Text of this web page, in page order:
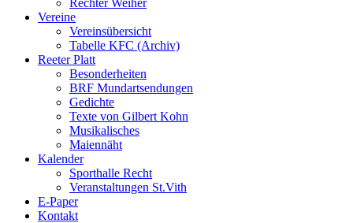
Rechter Weiher
Vereine
Vereinsübersicht
Tabelle KFC (Archiv)
Reeter Platt
Besonderheiten
BRF Mundartsendungen
Gedichte
Texte von Gilbert Kohn
Musikalisches
Maiennäht
Kalender
Sporthalle Recht
Veranstaltungen St.Vith
E-Paper
Kontakt